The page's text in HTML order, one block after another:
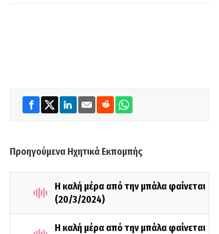
Προηγούμενα Ηχητικά Εκπομπής
Η καλή μέρα από την μπάλα φαίνεται
(20/3/2024)
Η καλή μέρα από την μπάλα φαίνεται